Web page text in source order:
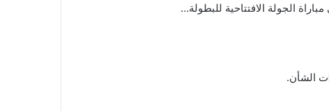
الجولة الافتتاحية للبطولة…
الشأن.